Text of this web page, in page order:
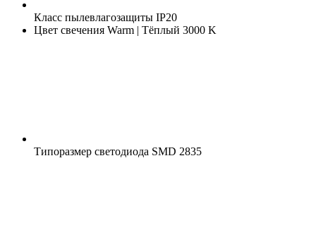
Класс пылевлагозащиты IP20
Цвет свечения Warm | Тёплый 3000 K
Типоразмер светодиода SMD 2835